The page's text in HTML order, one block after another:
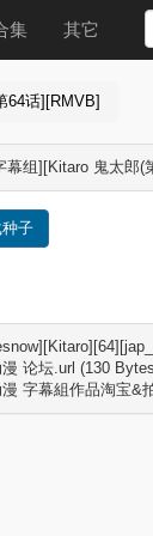
集 其它
64话][RMVB]
幕组][Kitaro 鬼太郎(
子
论坛.url (130
字幕組作品淘宝&